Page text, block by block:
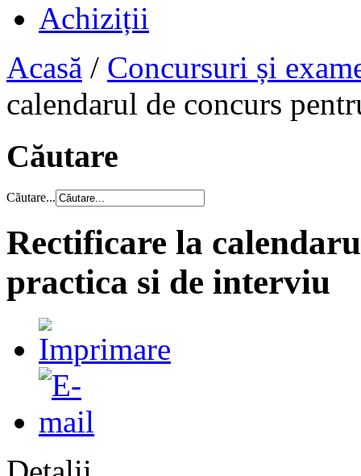
Achiziții
Acasă / Concursuri și
calendarul de concurs
Căutare
Căutare...
Rectificare la
practica si de interviu